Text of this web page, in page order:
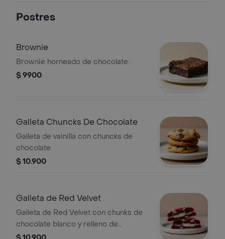
Postres
Brownie
Brownie horneado de chocolate.
$ 9900
Galleta Chuncks De Chocolate
Galleta de vainilla con chuncks de
chocolate.
$ 10.900
Galleta de Red Velvet
Galleta de Red Velvet con chunks de
chocolate blanco y relleno de
Cheesecake.